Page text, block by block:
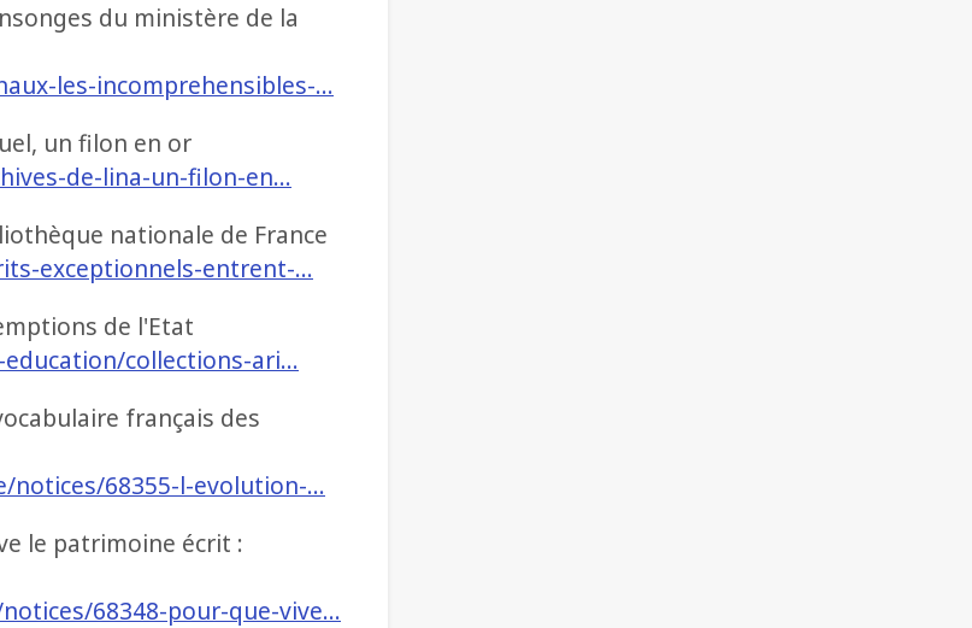
du ministère de la
les-incomprehensibles-…
un filon en or
de-lina-un-filon-en…
nationale de France
exceptionnels-entrent-…
de l'Etat
collections-ari…
français des
notices/68355-l-evolution-…
le patrimoine écrit :
68348-pour-que-vive…